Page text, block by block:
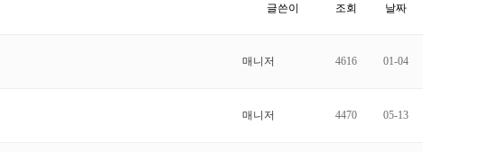
글쓴이 조회 날짜
매니저 4616 01-04
매니저 4470 05-13